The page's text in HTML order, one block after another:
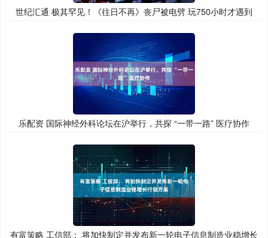
世纪汇通 极其罕见！《往日不再》丧尸被电劈 玩750小时才遇到
乐配资 国际神经外科论坛在沪举行，共探 “一带一路” 医疗协作
有富策略 工信部： 将加快制定并发布新一轮电子信息制造业稳增长